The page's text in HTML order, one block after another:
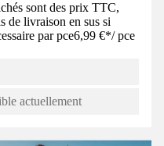
sont des prix TTC,
de livraison en sus si
par pce6,99 €*/ pce
actuellement